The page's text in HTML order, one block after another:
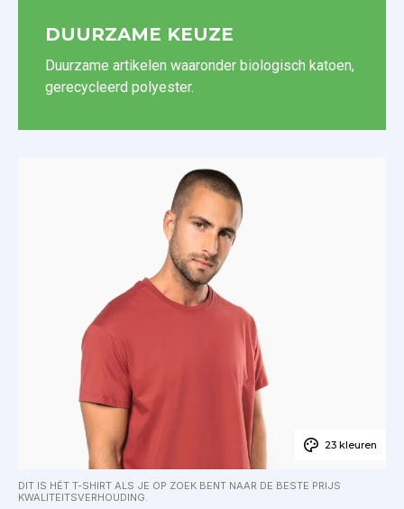
DUURZAME KEUZE
Duurzame artikelen waaronder biologisch katoen,
gerecycleerd polyester.
23 kleuren
DIT IS HÉT T-SHIRT ALS JE OP ZOEK BENT NAAR DE BESTE PRIJS
KWALITEITSVERHOUDING.